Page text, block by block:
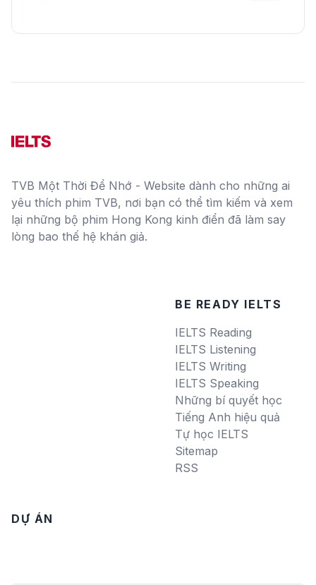
TVB Một Thời Để Nhớ - Website dành cho những ai
yêu thích phim TVB, nơi bạn có thể tìm kiếm và xem
lại những bộ phim Hong Kong kinh điển đã làm say
lòng bao thế hệ khán giả.
BE READY IELTS
IELTS Reading
IELTS Listening
IELTS Writing
IELTS Speaking
Những bí quyết học
Tiếng Anh hiệu quả
Tự học IELTS
Sitemap
RSS
DỰ ÁN